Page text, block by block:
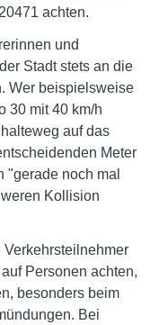
achten.
und
Stadt stets an die
Wer beispielsweise
30 mit 40 km/h
auf das
Meter
noch mal
Kollision
Personen achten,
besonders beim
Bei